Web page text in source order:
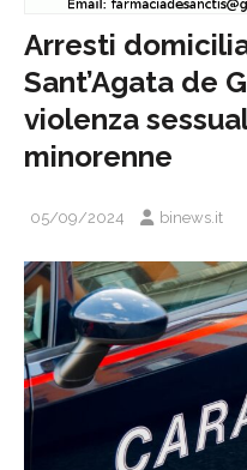
Arresti
Sant’Agata de
violenza
minorenne
05/09/2024 binews.it